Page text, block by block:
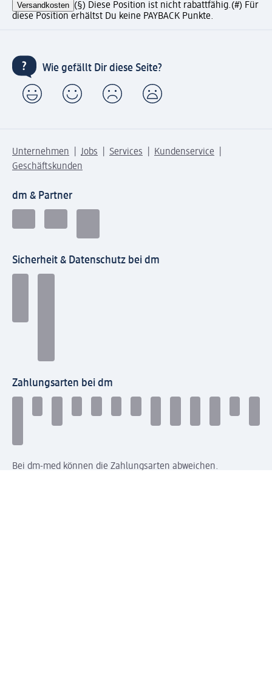
Versandkosten (§) Diese Position ist nicht rabattfähig.(#) Für
diese Position erhältst Du keine PAYBACK Punkte.
Wie gefällt Dir diese Seite?
Unternehmen Jobs Services
Kundenservice
Geschäftskunden
dm & Partner
Sicherheit & Datenschutz bei dm
Zahlungsarten bei dm
Bei dm-med können die Zahlungsarten abweichen.